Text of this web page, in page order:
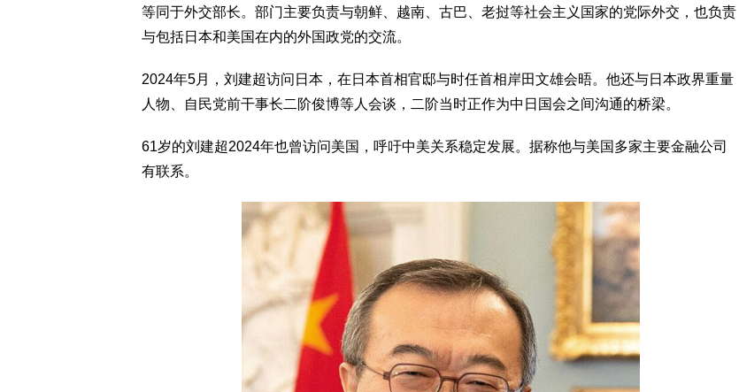
等同于外交部长。部门主要负责与朝鲜、越南、古巴、老挝等社会主义国家的党际外交，也负责
与包括日本和美国在内的外国政党的交流。
2024年5月，刘建超访问日本，在日本首相官邸与时任首相岸田文雄会晤。他还与日本政界重量
人物、自民党前干事长二阶俊博等人会谈，二阶当时正作为中日国会之间沟通的桥梁。
61岁的刘建超2024年也曾访问美国，呼吁中美关系稳定发展。据称他与美国多家主要金融公司
有联系。